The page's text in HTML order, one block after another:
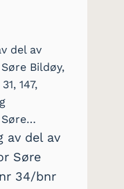
del av
Bildøy,
147,
av del av
Søre
34/bnr